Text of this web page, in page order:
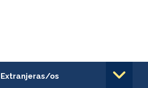
Extranjeras/os